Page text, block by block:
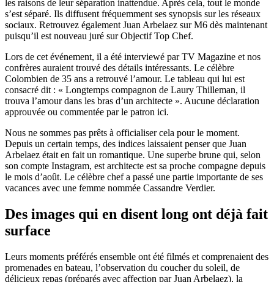
les raisons de leur séparation inattendue. Après cela, tout le monde
s’est séparé. Ils diffusent fréquemment ses synopsis sur les réseaux
sociaux. Retrouvez également Juan Arbelaez sur M6 dès maintenant
puisqu’il est nouveau juré sur Objectif Top Chef.
Lors de cet événement, il a été interviewé par TV Magazine et nos
confrères auraient trouvé des détails intéressants. Le célèbre
Colombien de 35 ans a retrouvé l’amour. Le tableau qui lui est
consacré dit : « Longtemps compagnon de Laury Thilleman, il
trouva l’amour dans les bras d’un architecte ». Aucune déclaration
approuvée ou commentée par le patron ici.
Nous ne sommes pas prêts à officialiser cela pour le moment.
Depuis un certain temps, des indices laissaient penser que Juan
Arbelaez était en fait un romantique. Une superbe brune qui, selon
son compte Instagram, est architecte est sa proche compagne depuis
le mois d’août. Le célèbre chef a passé une partie importante de ses
vacances avec une femme nommée Cassandre Verdier.
Des images qui en disent long ont déjà fait
surface
Leurs moments préférés ensemble ont été filmés et comprenaient des
promenades en bateau, l’observation du coucher du soleil, de
délicieux repas (préparés avec affection par Juan Arbelaez), la